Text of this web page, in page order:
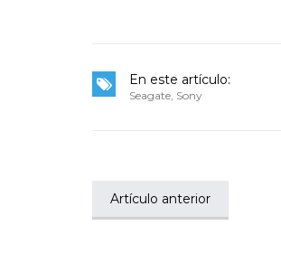
En este artículo:
Seagate, Sony
Artículo anterior